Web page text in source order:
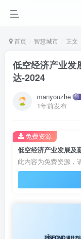
首页 智慧城市 正文
低空经济产业发
达-2024
manyouzhe
1年前发布
低空经济产业发展及
此内容为免费资源，
免费资源